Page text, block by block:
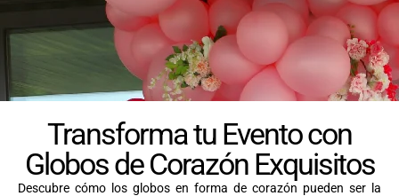
Transforma tu Evento con
Globos de Corazón Exquisitos
Descubre cómo los globos en forma de corazón pueden ser la